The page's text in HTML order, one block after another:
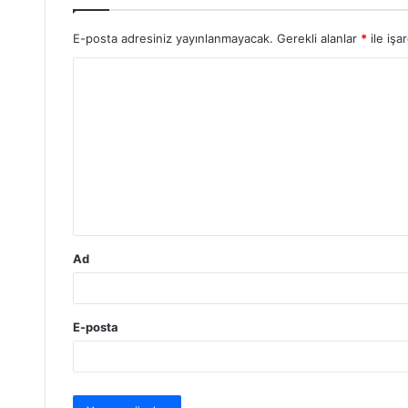
E-posta adresiniz yayınlanmayacak. Gerekli alanlar *ile
Ad
E-posta